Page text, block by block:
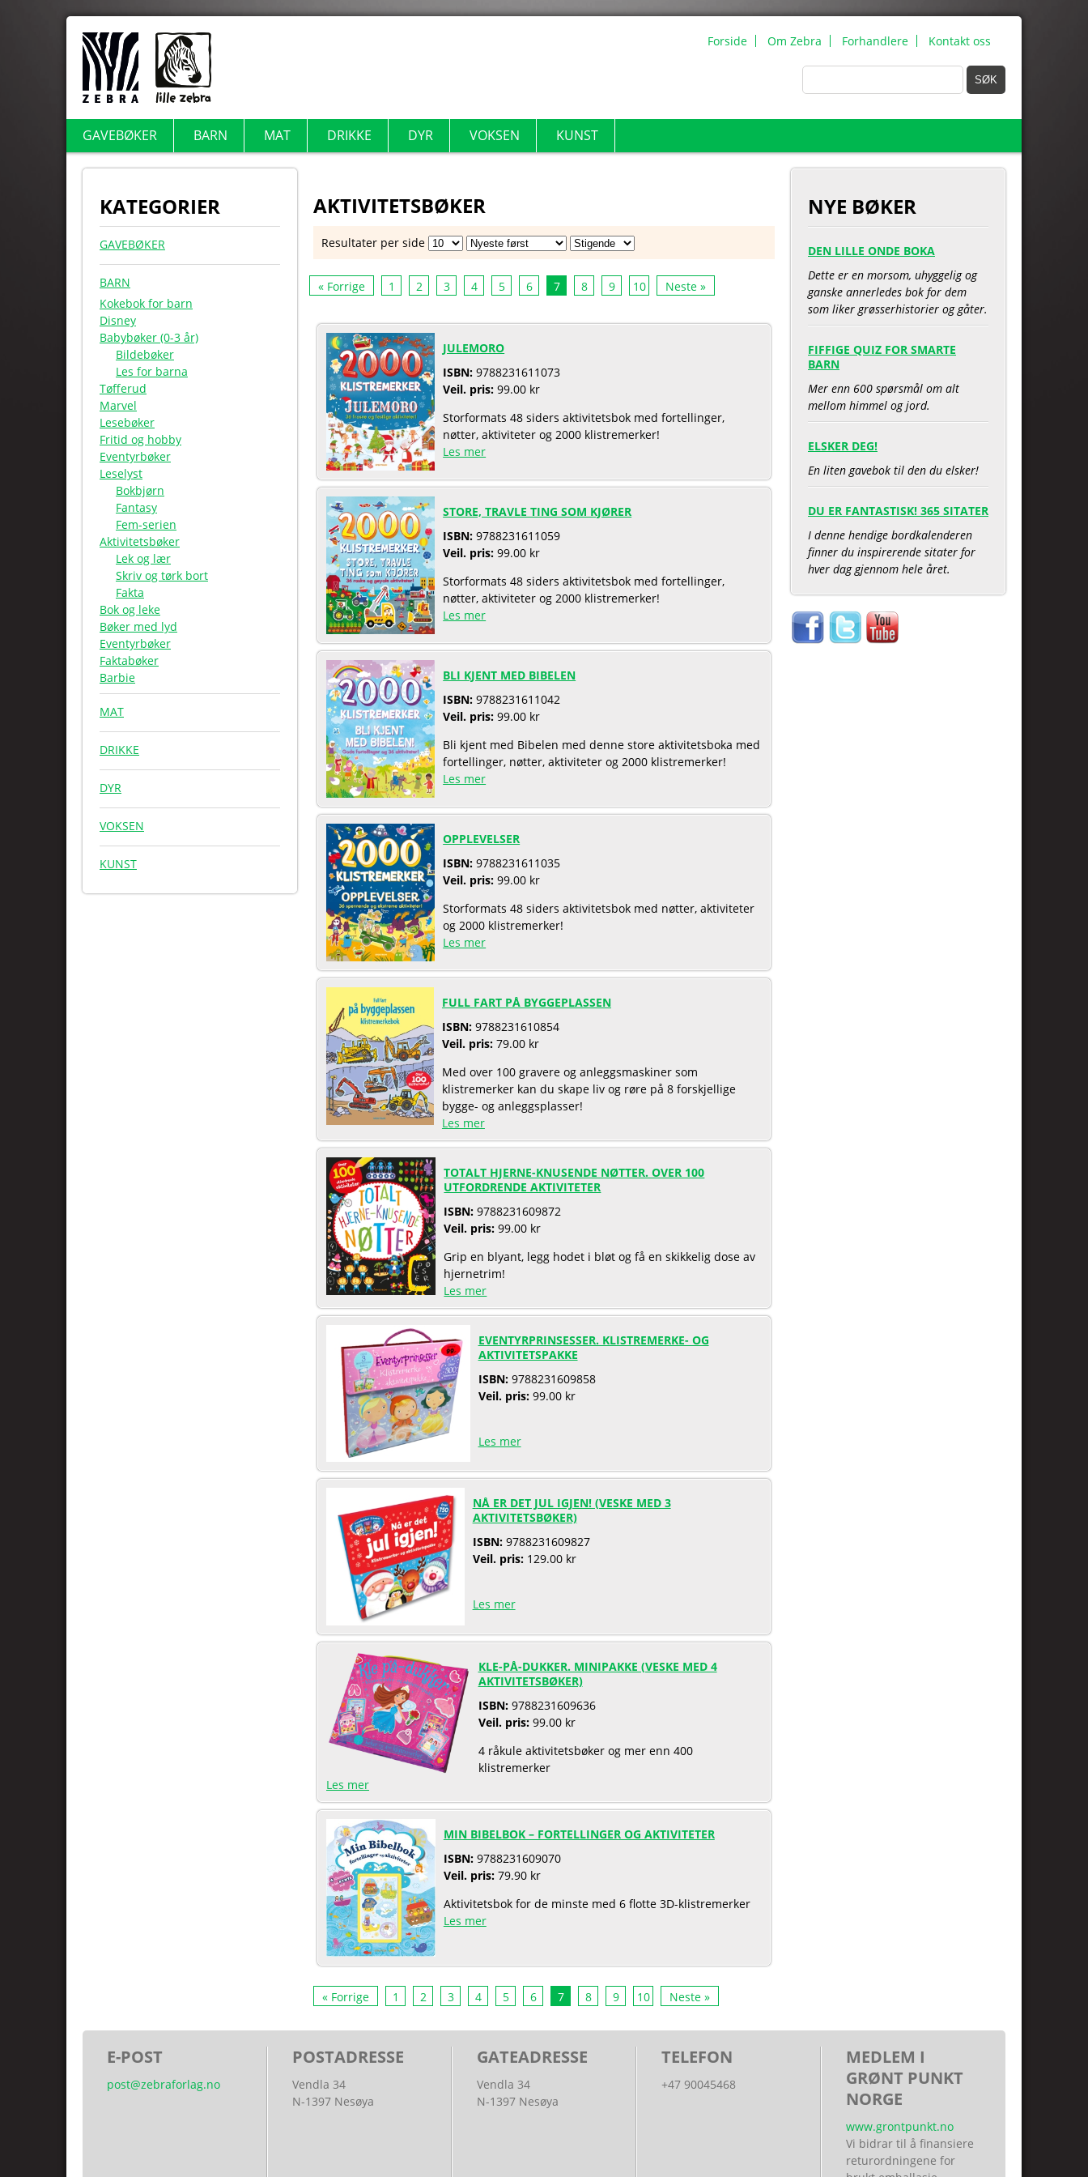
Forside Om Zebra Forhandlere Kontakt oss
GAVEBØKER BARN MAT DRIKKE DYR VOKSEN KUNST
KATEGORIER
GAVEBØKER
BARN
Kokebok for barn
Disney
Babybøker (0-3 år)
Bildebøker
Les for barna
Tøfferud
Marvel
Lesebøker
Fritid og hobby
Eventyrbøker
Leselyst
Bokbjørn
Fantasy
Fem-serien
Aktivitetsbøker
Lek og lær
Skriv og tørk bort
Fakta
Bok og leke
Bøker med lyd
Eventyrbøker
Faktabøker
Barbie
MAT
DRIKKE
DYR
VOKSEN
KUNST
AKTIVITETSBØKER
Resultater per side
« Forrige 1 2 3 4 5 6 7 8 9 10 Neste »
JULEMORO
ISBN: 9788231611073
Veil. pris: 99.00 kr
Storformats 48 siders aktivitetsbok med fortellinger,
nøtter, aktiviteter og 2000 klistremerker!
Les mer
STORE, TRAVLE TING SOM KJØRER
ISBN: 9788231611059
Veil. pris: 99.00 kr
Storformats 48 siders aktivitetsbok med fortellinger,
nøtter, aktiviteter og 2000 klistremerker!
Les mer
BLI KJENT MED BIBELEN
ISBN: 9788231611042
Veil. pris: 99.00 kr
Bli kjent med Bibelen med denne store aktivitetsboka med
fortellinger, nøtter, aktiviteter og 2000 klistremerker!
Les mer
OPPLEVELSER
ISBN: 9788231611035
Veil. pris: 99.00 kr
Storformats 48 siders aktivitetsbok med nøtter, aktiviteter
og 2000 klistremerker!
Les mer
FULL FART PÅ BYGGEPLASSEN
ISBN:9788231610854
Veil. pris:79.00 kr
Med over 100 gravere og anleggsmaskiner som
klistremerker kan du skape liv og røre på 8 forskjellige
bygge- og anleggsplasser!
Les mer
TOTALT HJERNE-KNUSENDE NØTTER. OVER 100
UTFORDRENDE AKTIVITETER
ISBN: 9788231609872
Veil. pris: 99.00 kr
Grip en blyant, legg hodet i bløt og få en skikkelig dose av
hjernetrim!
Les mer
EVENTYRPRINSESSER. KLISTREMERKE- OG
AKTIVITETSPAKKE
ISBN:9788231609858
Veil. pris:99.00 kr
Les mer
NÅ ER DET JUL IGJEN! (VESKE MED 3
AKTIVITETSBØKER)
ISBN:9788231609827
Veil. pris:129.00 kr
Les mer
KLE-PÅ-DUKKER. MINIPAKKE (VESKE MED 4
AKTIVITETSBØKER)
ISBN:9788231609636
Veil. pris:99.00 kr
4 råkule aktivitetsbøker og mer enn 400
klistremerker
Les mer
MIN BIBELBOK – FORTELLINGER OG AKTIVITETER
ISBN:9788231609070
Veil. pris:79.90 kr
Aktivitetsbok for de minste med 6 flotte 3D-klistremerker
Les mer
« Forrige 1 2 3 4 5 6 7 8 9 10 Neste »
NYE BØKER
DEN LILLE ONDE BOKA
Dette er en morsom, uhyggelig og
ganske annerledes bok for dem
som liker grøsserhistorier og gåter.
FIFFIGE QUIZ FOR SMARTE
BARN
Mer enn 600 spørsmål om alt
mellom himmel og jord.
ELSKER DEG!
En liten gavebok til den du elsker!
DU ER FANTASTISK! 365 SITATER
I denne hendige bordkalenderen
finner du inspirerende sitater for
hver dag gjennom hele året.
E-POST
post@zebraforlag.no
POSTADRESSE
Vendla 34
N-1397 Nesøya
GATEADRESSE
Vendla 34
N-1397 Nesøya
TELEFON
+47 90045468
MEDLEM I
GRØNT PUNKT
NORGE
www.grontpunkt.no
Vi bidrar til å finansiere
returordningene for